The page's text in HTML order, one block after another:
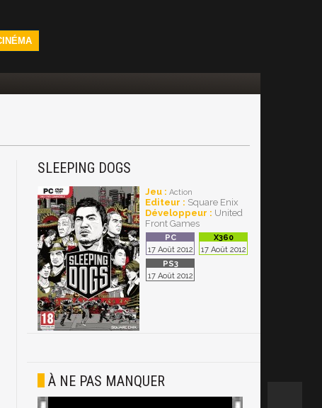
SLEEPING DOGS
Jeu : Action
Editeur : Square Enix
Développeur : United
Front Games
17 Août 2012 17 Août 2012
17 Août 2012
À NE PAS MANQUER